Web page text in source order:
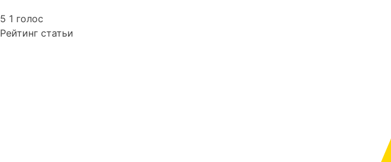
5 1 голос
Рейтинг статьи